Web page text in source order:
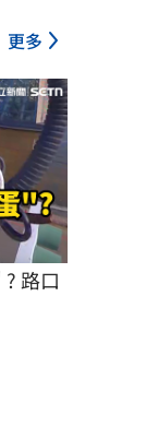
更多
路口